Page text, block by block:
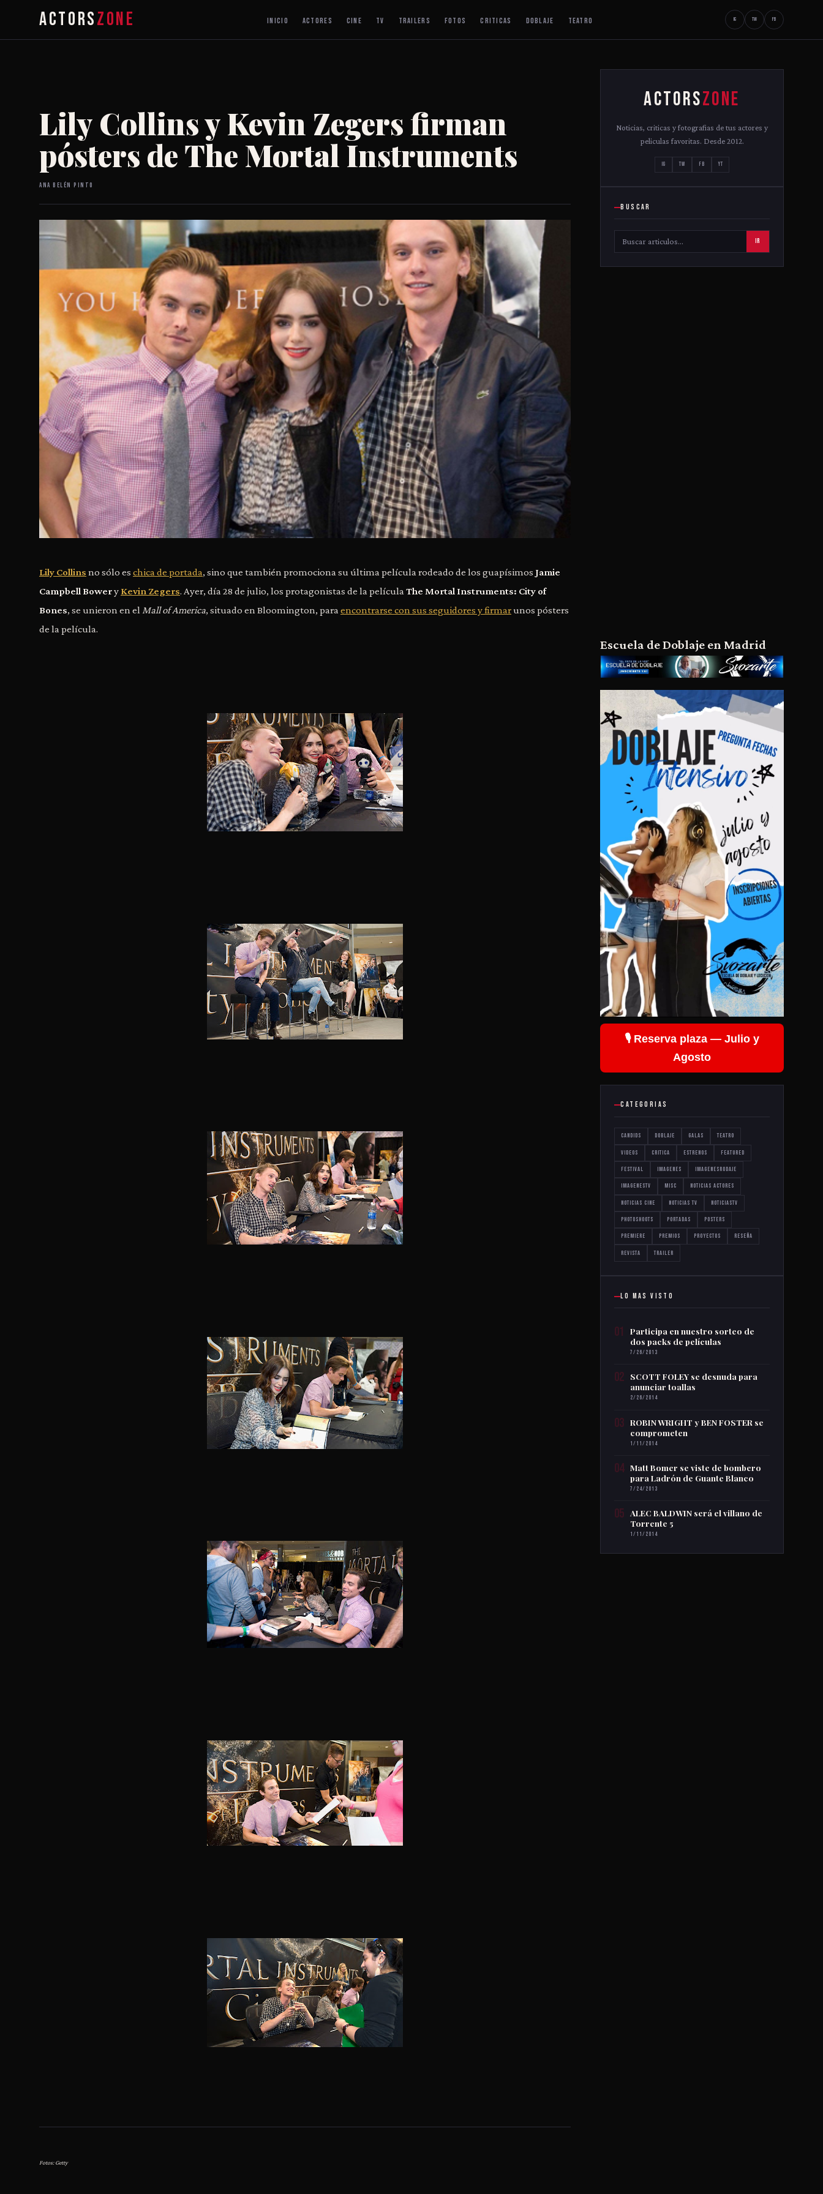
ACTORSZONE INICIO ACTORES CINE TV TRAILERS FOTOS CRITICAS DOBLAJE TEATRO IG TW FB
Lily Collins y Kevin Zegers firman
pósters de The Mortal Instruments
Ana Belén Pinto
Lily Collins no sólo es chica de portada, sino que también promociona su última película rodeado de los guapísimos Jamie
Campbell Bowery Kevin Zegers. Ayer, día 28 de julio, los protagonistas de la película The Mortal Instruments: City of
Bones, se unieron en elMall of America, situado en Bloomington, para encontrarse con sus seguidores y firmarunos pósters
de la película.
Fotos: Getty
ACTORSZONE
Noticias, criticas y fotografias de tus actores y
peliculas favoritas. Desde 2012.
IG TW FB YT
BUSCAR
IR
Escuela de Doblaje en Madrid
🎙️ Reserva plaza — Julio y
Agosto
CATEGORIAS
Candids Doblaje Galas Teatro
Videos critica estrenos featured
festival imagenes imagenesrodaje
imagenestv misc noticias actores
noticias cine noticias tv noticiastv
photoshoots portadas posters
premiere premios proyectos reseña
revista trailer
LO MAS VISTO
01
Participa en nuestro sorteo de
dos packs de películas
7/26/2013
02
SCOTT FOLEY se desnuda para
anunciar toallas
2/26/2014
03 ROBIN WRIGHT y BEN FOSTER se
comprometen
1/11/2014
04 Matt Bomer se viste de bombero
para Ladrón de Guante Blanco
7/24/2013
05
ALEC BALDWIN será el villano de
Torrente 5
1/11/2014